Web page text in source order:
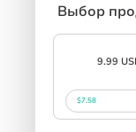
Выбор
9.99
$7.58